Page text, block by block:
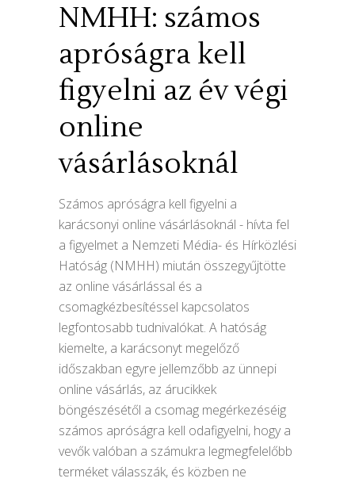
NMHH: számos
apróságra kell
figyelni az év végi
online
vásárlásoknál
Számos apróságra kell figyelni a
karácsonyi online vásárlásoknál - hívta fel
a figyelmet a Nemzeti Média- és Hírközlési
Hatóság (NMHH) miután összegyűjtötte
az online vásárlással és a
csomagkézbesítéssel kapcsolatos
legfontosabb tudnivalókat. A hatóság
kiemelte, a karácsonyt megelőző
időszakban egyre jellemzőbb az ünnepi
online vásárlás, az árucikkek
böngészésétől a csomag megérkezéséig
számos apróságra kell odafigyelni, hogy a
vevők valóban a számukra legmegfelelőbb
terméket válasszák, és közben ne